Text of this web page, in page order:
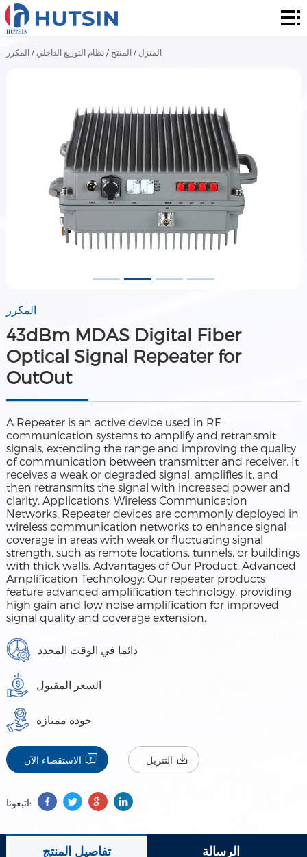
المنزل
المنتج المنزل /المنتج /نظام التوزيع الداخلي /المكرر
المكرر
43dBm MDAS Digital Fiber
Optical Signal Repeater for
OutOut
A Repeater is an active device used in RF
communication systems to amplify and retransmit
signals, extending the range and improving the quality
of communication between transmitter and receiver. It
receives a weak or degraded signal, amplifies it, and
then retransmits the signal with increased power and
clarity. Applications: Wireless Communication
Networks: Repeater devices are commonly deployed in
wireless communication networks to enhance signal
coverage in areas with weak or fluctuating signal
strength, such as remote locations, tunnels, or buildings
with thick walls. Advantages of Our Product: Advanced
Amplification Technology: Our repeater products
feature advanced amplification technology, providing
high gain and low noise amplification for improved
signal quality and coverage extension.
دائما في الوقت المحدد
السعر المقبول
جودة ممتازة
الاستقصاء الآن التنزيل
اتبعونا:
تفاصيل المنتج الرسالة